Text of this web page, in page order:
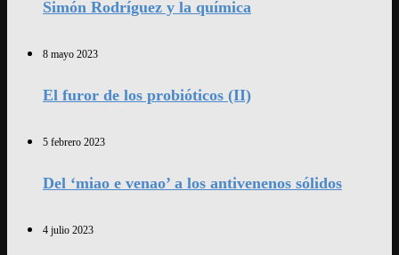
Simón Rodríguez y la química
8 mayo 2023
El furor de los probióticos (II)
5 febrero 2023
Del ‘miao e venao’ a los antivenenos sólidos
4 julio 2023